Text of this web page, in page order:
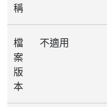
稱
檔
案
版
本
不適用